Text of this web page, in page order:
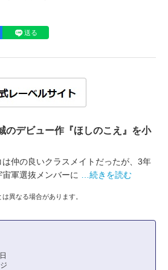
送る
のデビュー作『ほしのこえ』を小
仲の良いクラスメイトだったが、3年
軍選抜メンバーに
…続きを読む
異なる場合があります。